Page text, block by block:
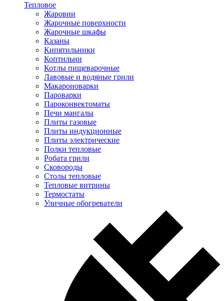
Тепловое
Жаровни
Жарочные поверхности
Жарочные шкафы
Казаны
Кипятильники
Коптильни
Котлы пищеварочные
Лавовые и водяные грили
Макароноварки
Пароварки
Пароконвектоматы
Печи мангалы
Плиты газовые
Плиты индукционные
Плиты электрические
Полки тепловые
Робата грили
Сковороды
Столы тепловые
Тепловые витрины
Термостаты
Уличные обогреватели